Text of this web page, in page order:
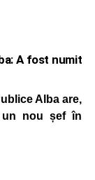
A fost numit
Alba are,
un nou șef în